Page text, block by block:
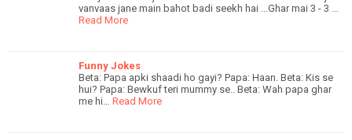
vanvaas jane main bahot badi seekh hai ...Ghar mai 3 - 3 …
Read More
Funny Jokes
Beta: Papa apki shaadi ho gayi? Papa: Haan. Beta: Kis se
hui? Papa: Bewkuf teri mummy se.. Beta: Wah papa ghar
me hi… Read More